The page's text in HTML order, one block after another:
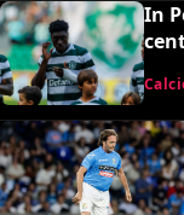
In
ma